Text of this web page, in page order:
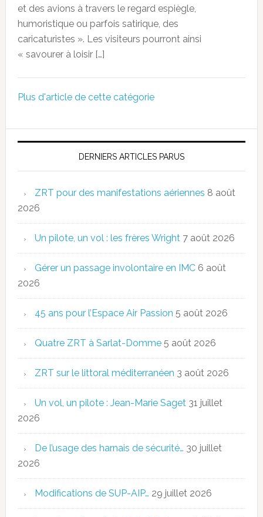
et des avions à travers le regard espiègle,
humoristique ou parfois satirique, des
caricaturistes ». Les visiteurs pourront ainsi
« savourer à loisir […]
Plus d'article de cette catégorie
DERNIERS ARTICLES PARUS
ZRT pour des manifestations aériennes 8 août
2026
Un pilote, un vol : les frères Wright 7 août 2026
Gérer un passage involontaire en IMC 6 août
2026
45 ans pour l’Espace Air Passion 5 août 2026
Quatre ZRT à Sarlat-Domme 5 août 2026
ZRT sur le littoral méditerranéen 3 août 2026
Un vol, un pilote : Jean-Marie Saget 31 juillet
2026
De l’usage des harnais de sécurité… 30 juillet
2026
Modifications de SUP-AIP… 29 juillet 2026